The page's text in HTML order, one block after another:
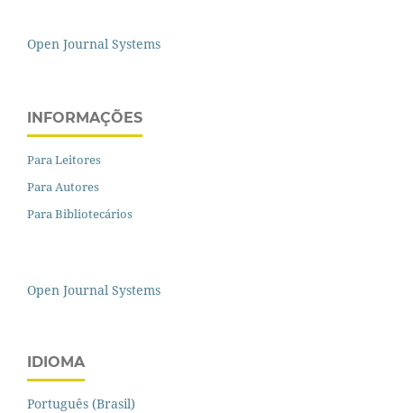
Open Journal Systems
INFORMAÇÕES
Para Leitores
Para Autores
Para Bibliotecários
Open Journal Systems
IDIOMA
Português (Brasil)